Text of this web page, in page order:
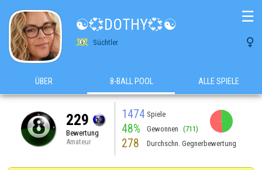
☯️💞DOTHY💞☯️
Süchtler 
☰
ÜBER 8-BALL POOL ALLE SPIELE
229
Bewertung
Amateur
1474 Spiele
48% Gewonnen (711)
278 Durchschn. Gegnerbewertung